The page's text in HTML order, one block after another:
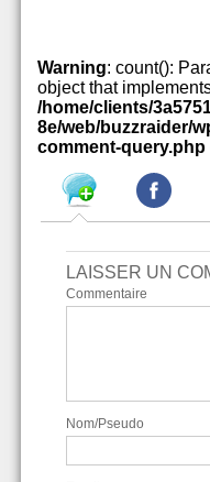
Warning: count():
object that
/home/clients/
8e/web/buzzraider/
comment-query.php
LAISSER UN
Commentaire
Nom/Pseudo